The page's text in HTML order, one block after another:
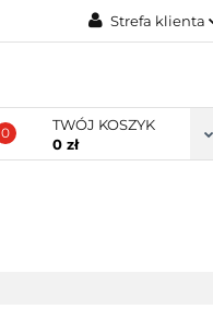
Strefa klienta
Zarejestruj się
Dodaj zgłoszenie
Zgody cookies
0
TWÓJ KOSZYK
0 zł